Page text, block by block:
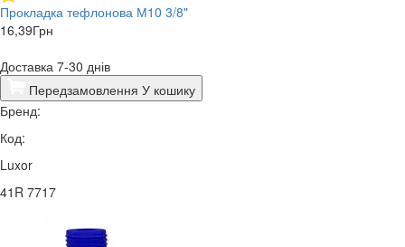
Прокладка тефлонова М10 3/8"
16,39Грн
Доставка 7-30 днів
Передзамовлення У кошику
Бренд:
Код:
Luxor
41R 7717